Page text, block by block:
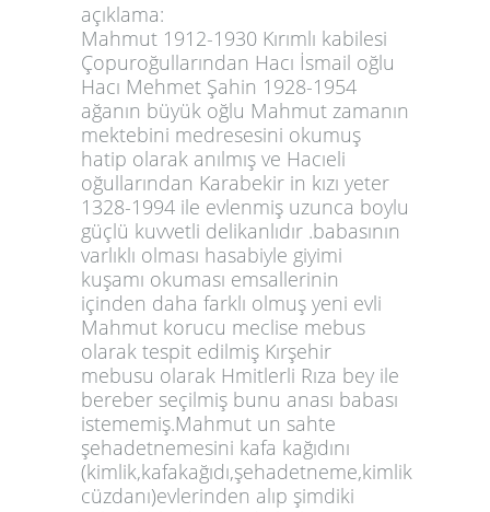
açıklama:
Mahmut 1912-1930 Kırımlı kabilesi
Çopuroğullarından Hacı İsmail oğlu
Hacı Mehmet Şahin 1928-1954
ağanın büyük oğlu Mahmut zamanın
mektebini medresesini okumuş
hatip olarak anılmış ve Hacıeli
oğullarından Karabekir in kızı yeter
1328-1994 ile evlenmiş uzunca boylu
güçlü kuvvetli delikanlıdır .babasının
varlıklı olması hasabiyle giyimi
kuşamı okuması emsallerinin
içinden daha farklı olmuş yeni evli
Mahmut korucu meclise mebus
olarak tespit edilmiş Kırşehir
mebusu olarak Hmitlerli Rıza bey ile
bereber seçilmiş bunu anası babası
istememiş.Mahmut un sahte
şehadetnemesini kafa kağıdını
(kimlik,kafakağıdı,şehadetneme,kimlik
cüzdanı)evlerinden alıp şimdiki